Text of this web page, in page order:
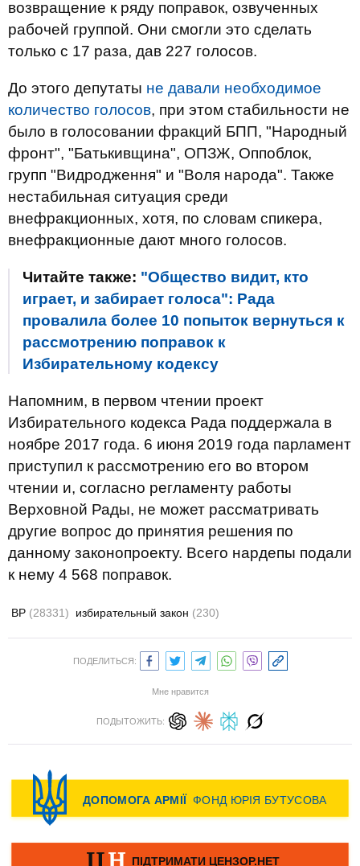
возвращение к ряду поправок, озвученных
рабочей группой. Они смогли это сделать
только с 17 раза, дав 227 голосов.
До этого депутаты не давали необходимое
количество голосов, при этом стабильности не
было в голосовании фракций БПП, "Народный
фронт", "Батькивщина", ОПЗЖ, Оппоблок,
групп "Видродження" и "Воля народа". Также
нестабильная ситуация среди
внефракционных, хотя, по словам спикера,
внефракционные дают много голосов.
Читайте также: "Общество видит, кто
играет, и забирает голоса": Рада
провалила более 10 попыток вернуться к
рассмотрению поправок к
Избирательному кодексу
Напомним, в первом чтении проект
Избирательного кодекса Рада поддержала в
ноябре 2017 года. 6 июня 2019 года парламент
приступил к рассмотрению его во втором
чтении и, согласно регламенту работы
Верховной Рады, не может рассматривать
другие вопрос до принятия решения по
данному законопроекту. Всего нардепы подали
к нему 4 568 поправок.
ВР (28331) избирательный закон (230)
ПОДЕЛИТЬСЯ:
Мне нравится
ПОДЫТОЖИТЬ: